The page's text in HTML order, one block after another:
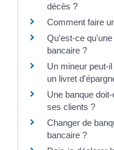
décès ?
Comment faire
Qu'est-ce
bancaire ?
Un mineur peut-
un livret
Une banque
ses clients ?
Changer de
bancaire ?